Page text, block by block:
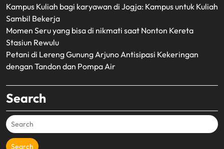
Kampus Kuliah bagi karyawan di Jogja: Kampus untuk Kuliah
Sambil Bekerja
Momen Seru yang bisa di nikmati saat Nonton Kereta
Stasiun Rewulu
Petani di Lereng Gunung Arjuno Antisipasi Kekeringan
dengan Tandon dan Pompa Air
Search
Search